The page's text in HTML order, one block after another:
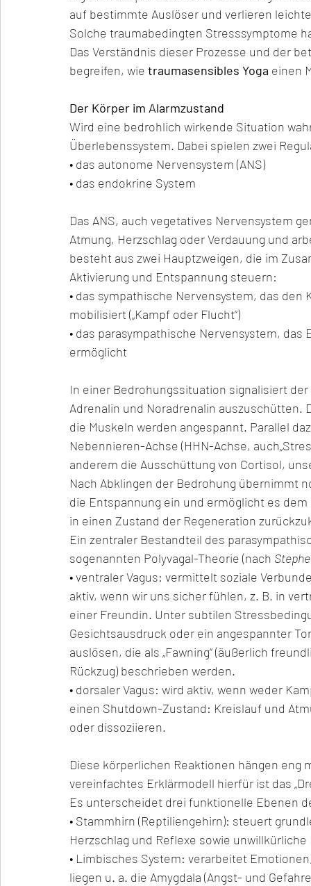
auf bestimmte Auslöser und verlieren
Solche traumabedingten Stresssymptome
Das Verständnis dieser Prozesse und der
begreifen, wie traumasensibles Yoga einen
Der Körper im Alarmzustand
Wird eine bedrohlich wirkende Situation
Überlebenssystem. Dabei spielen zwei
• das autonome Nervensystem (ANS)
• das endokrine System
Das ANS, auch vegetatives Nervensystem
Atmung, Herzschlag oder Verdauung und
besteht aus zwei Hauptzweigen, die im
Aktivierung und Entspannung steuern:
• das sympathische Nervensystem, das
mobilisiert („Kampf oder Flucht“)
• das parasympathische Nervensystem,
ermöglicht
In einer Bedrohungssituation signalisiert
Adrenalin und Noradrenalin auszuschütten.
die Muskeln werden angespannt. Parallel
Nebennieren-Achse (HHN-Achse,
anderem die Ausschüttung von Cortisol,
Nach Abklingen der Bedrohung übernimmt
die Entspannung ein und ermöglicht es
in einen Zustand der Regeneration
Ein zentraler Bestandteil des
sogenannten Polyvagal-Theorie (nach
• ventraler Vagus: vermittelt soziale
aktiv, wenn wir uns sicher fühlen, z. B. in
einer Freundin. Unter subtilen
Gesichtsausdruck oder ein angespannter
auslösen, die als „Fawning“ (äußerlich
Rückzug) beschrieben werden.
• dorsaler Vagus: wird aktiv, wenn weder
einen Shutdown-Zustand: Kreislauf und
oder dissoziieren.
Diese körperlichen Reaktionen hängen eng
vereinfachtes Erklärmodell hierfür ist das
Es unterscheidet drei funktionelle Ebenen
• Stammhirn (Reptiliengehirn): steuert
Herzschlag und Reflexe sowie
• Limbisches System: verarbeitet
liegen u. a. die Amygdala (Angst- und